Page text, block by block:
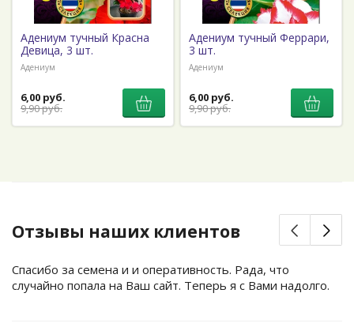
Адениум тучный Красна
Девица, 3 шт.
Адениум
6,00 руб.
9,90 руб.
Адениум тучный Феррари,
3 шт.
Адениум
6,00 руб.
9,90 руб.
Отзывы наших клиентов
Спасибо за семена и и оперативность. Рада, что
случайно попала на Ваш сайт. Теперь я с Вами надолго.